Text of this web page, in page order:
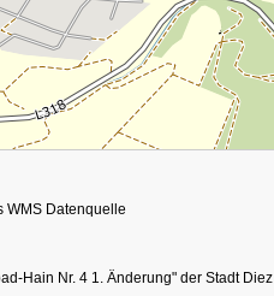
WMS Datenquelle
Hain Nr. 4 1. Änderung" der Stadt Diez